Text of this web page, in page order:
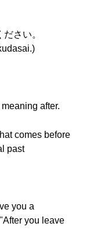
さい。
after.
comes before
past
you a
you leave